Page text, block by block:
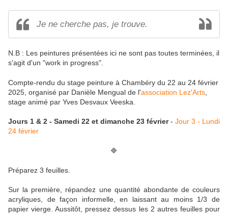
Je ne cherche pas, je trouve.
N.B : Les peintures présentées ici ne sont pas toutes terminées, il
s'agit d'un "work in progress".
Compte-rendu du stage peinture à Chambéry du 22 au 24 février
2025, organisé par Danièle Mengual de l'association Lez'Arts
stage animé par Yves Desvaux Veeska.
Jours 1 & 2 - Samedi 22 et dimanche 23 février- Jour 3 - Lundi
24 février
🔷
Préparez 3 feuilles.
Sur la première, répandez une quantité abondante de couleurs
acryliques, de façon informelle, en laissant au moins 1/3 de
papier vierge. Aussitôt, pressez dessus les 2 autres feuilles pour